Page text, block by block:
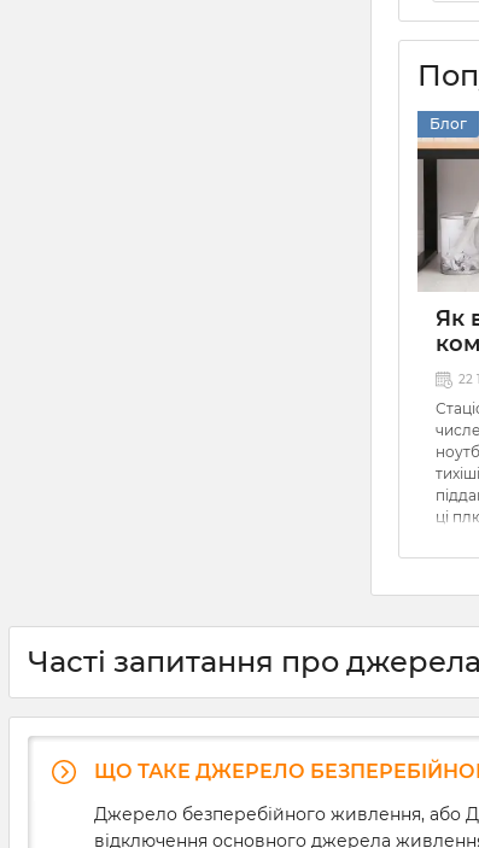
Блог
Як
22
ці
ДБЖ
ми
Часті запитання про
ЩО ТАКЕ ДЖЕРЕЛО
Джерело безперебійного живлення, або
відключення основного джерела